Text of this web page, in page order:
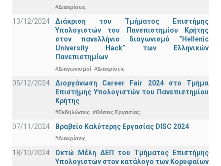
#Διακρίσεις
13/12/2024
Διάκριση του Τμήματος Επιστήμης
Υπολογιστών του Πανεπιστημίου Κρήτης
στον πανελλήνιο διαγωνισμό “Hellenic
University Hack” των Ελληνικών
Πανεπιστημίων
#Διαγωνισμοί #Διακρίσεις
05/12/2024
Διοργάνωση Career Fair 2024 στο Τμήμα
Επιστήμης Υπολογιστών του Πανεπιστημίου
Κρήτης
#Εκδηλώσεις #Θέσεις Εργασίας
07/11/2024 Βραβείο Καλύτερης Εργασίας DISC 2024
#Διακρίσεις
18/10/2024
Οκτώ Μέλη ΔΕΠ του Τμήματος Επιστήμης
Υπολογιστών στον κατάλογο των Κορυφαίων